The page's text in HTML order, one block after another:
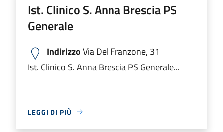
Ist. Clinico S. Anna Brescia PS
Generale
IndirizzoVia Del Franzone, 31
Ist. Clinico S. Anna Brescia PS Generale...
LEGGI DI PIÙ